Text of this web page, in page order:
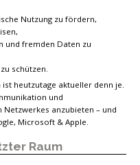
Nutzung zu fördern,
und fremden Daten zu
schützen.
heutzutage aktueller denn je.
und
anzubieten – und
Microsoft & Apple.
Raum